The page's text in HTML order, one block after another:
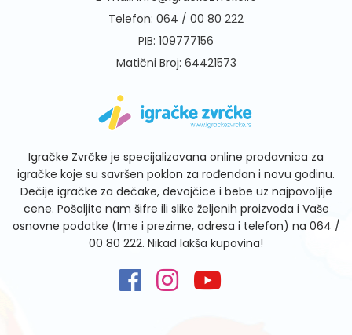
Telefon: 064 / 00 80 222
PIB: 109777156
Matični Broj: 64421573
Igračke Zvrčke je specijalizovana online prodavnica za
igračke koje su savršen poklon za rođendan i novu godinu.
Dečije igračke za dečake, devojčice i bebe uz najpovoljije
cene. Pošaljite nam šifre ili slike željenih proizvoda i Vaše
osnovne podatke (Ime i prezime, adresa i telefon) na 064 /
00 80 222. Nikad lakša kupovina!